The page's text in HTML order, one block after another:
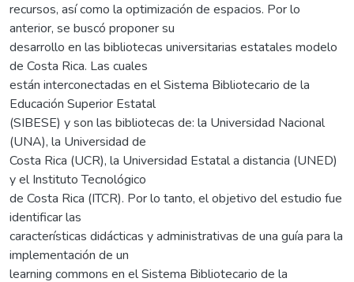
recursos, así como la optimización de espacios. Por lo
anterior, se buscó proponer su
desarrollo en las bibliotecas universitarias estatales modelo
de Costa Rica. Las cuales
están interconectadas en el Sistema Bibliotecario de la
Educación Superior Estatal
(SIBESE) y son las bibliotecas de: la Universidad Nacional
(UNA), la Universidad de
Costa Rica (UCR), la Universidad Estatal a distancia (UNED)
y el Instituto Tecnológico
de Costa Rica (ITCR). Por lo tanto, el objetivo del estudio fue
identificar las
características didácticas y administrativas de una guía para la
implementación de un
learning commons en el Sistema Bibliotecario de la